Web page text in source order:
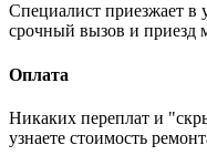
Специалист приезжает
срочный вызов и приезд
Оплата
Никаких переплат и
узнаете стоимость